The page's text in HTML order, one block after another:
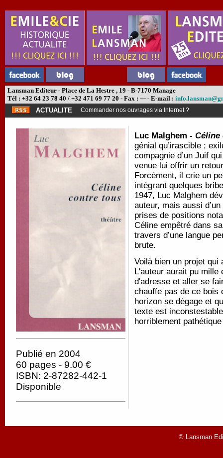
Lansman Editeur - Place de La Hestre , 19 - B-7170 Manage
Tél : +32 64 23 78 40 / +32 471 69 77 20 - Fax : --- - E-mail :
ACTUALITE
Commander nos ouvrages via Internet ?
Publié en 2004
60 pages - 9.00 €
ISBN: 2-87282-442-1
Disponible
Luc Malghem - Céline
génial qu’irascible ;
compagnie d’un Juif
venue lui offrir un
Forcément, il crie un
intégrant quelques
1947, Luc Malghem
auteur, mais aussi
prises de positions
Céline empêtré dans
travers d’une langue
brute.
Voilà bien un projet qui
L'auteur aurait pu
d'adresse et aller se
chauffe pas de ce bois
horizon se dégage et
texte est
horriblement
© Lansman